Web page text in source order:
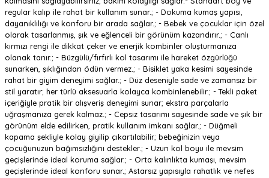
regular kalıp ile rahat bir kullanım sunar.; - Dokuma kumaş yapısı,
dayanıklılığı ve konforu bir arada sağlar.; - Bebek ve çocuklar için özel
olarak tasarlanmış, şık ve eğlenceli bir görünüm kazandırır.; - Canlı
kırmızı rengi ile dikkat çeker ve enerjik kombinler oluşturmanıza
olanak tanır.; - Büzgülü/fırfırlı kol tasarımı ile hareket özgürlüğü
sunarken, şıklığından ödün vermez.; - Bisiklet yaka kesimi sayesinde
rahat bir giyim deneyimi sağlar.; - Düz deseniyle sade ve zamansız bir
stil yaratır; her türlü aksesuarla kolayca kombinlenebilir.; - Tekli paket
içeriğiyle pratik bir alışveriş deneyimi sunar; ekstra parçalarla
uğraşmanıza gerek kalmaz.; - Cepsiz tasarımı sayesinde sade ve şık bir
görünüm elde edilirken, pratik kullanım imkanı sağlar.; - Düğmeli
kapama şekliyle kolay giyilip çıkartılabilir; bebeğinizin veya
çocuğunuzun bağımsızlığını destekler.; - Uzun kol boyu ile mevsim
geçişlerinde ideal koruma sağlar.; - Orta kalınlıkta kumaşı, mevsim
geçişlerinde ideal konforu sunar.; Astarsız yapısıyla rahatlık ve nefes